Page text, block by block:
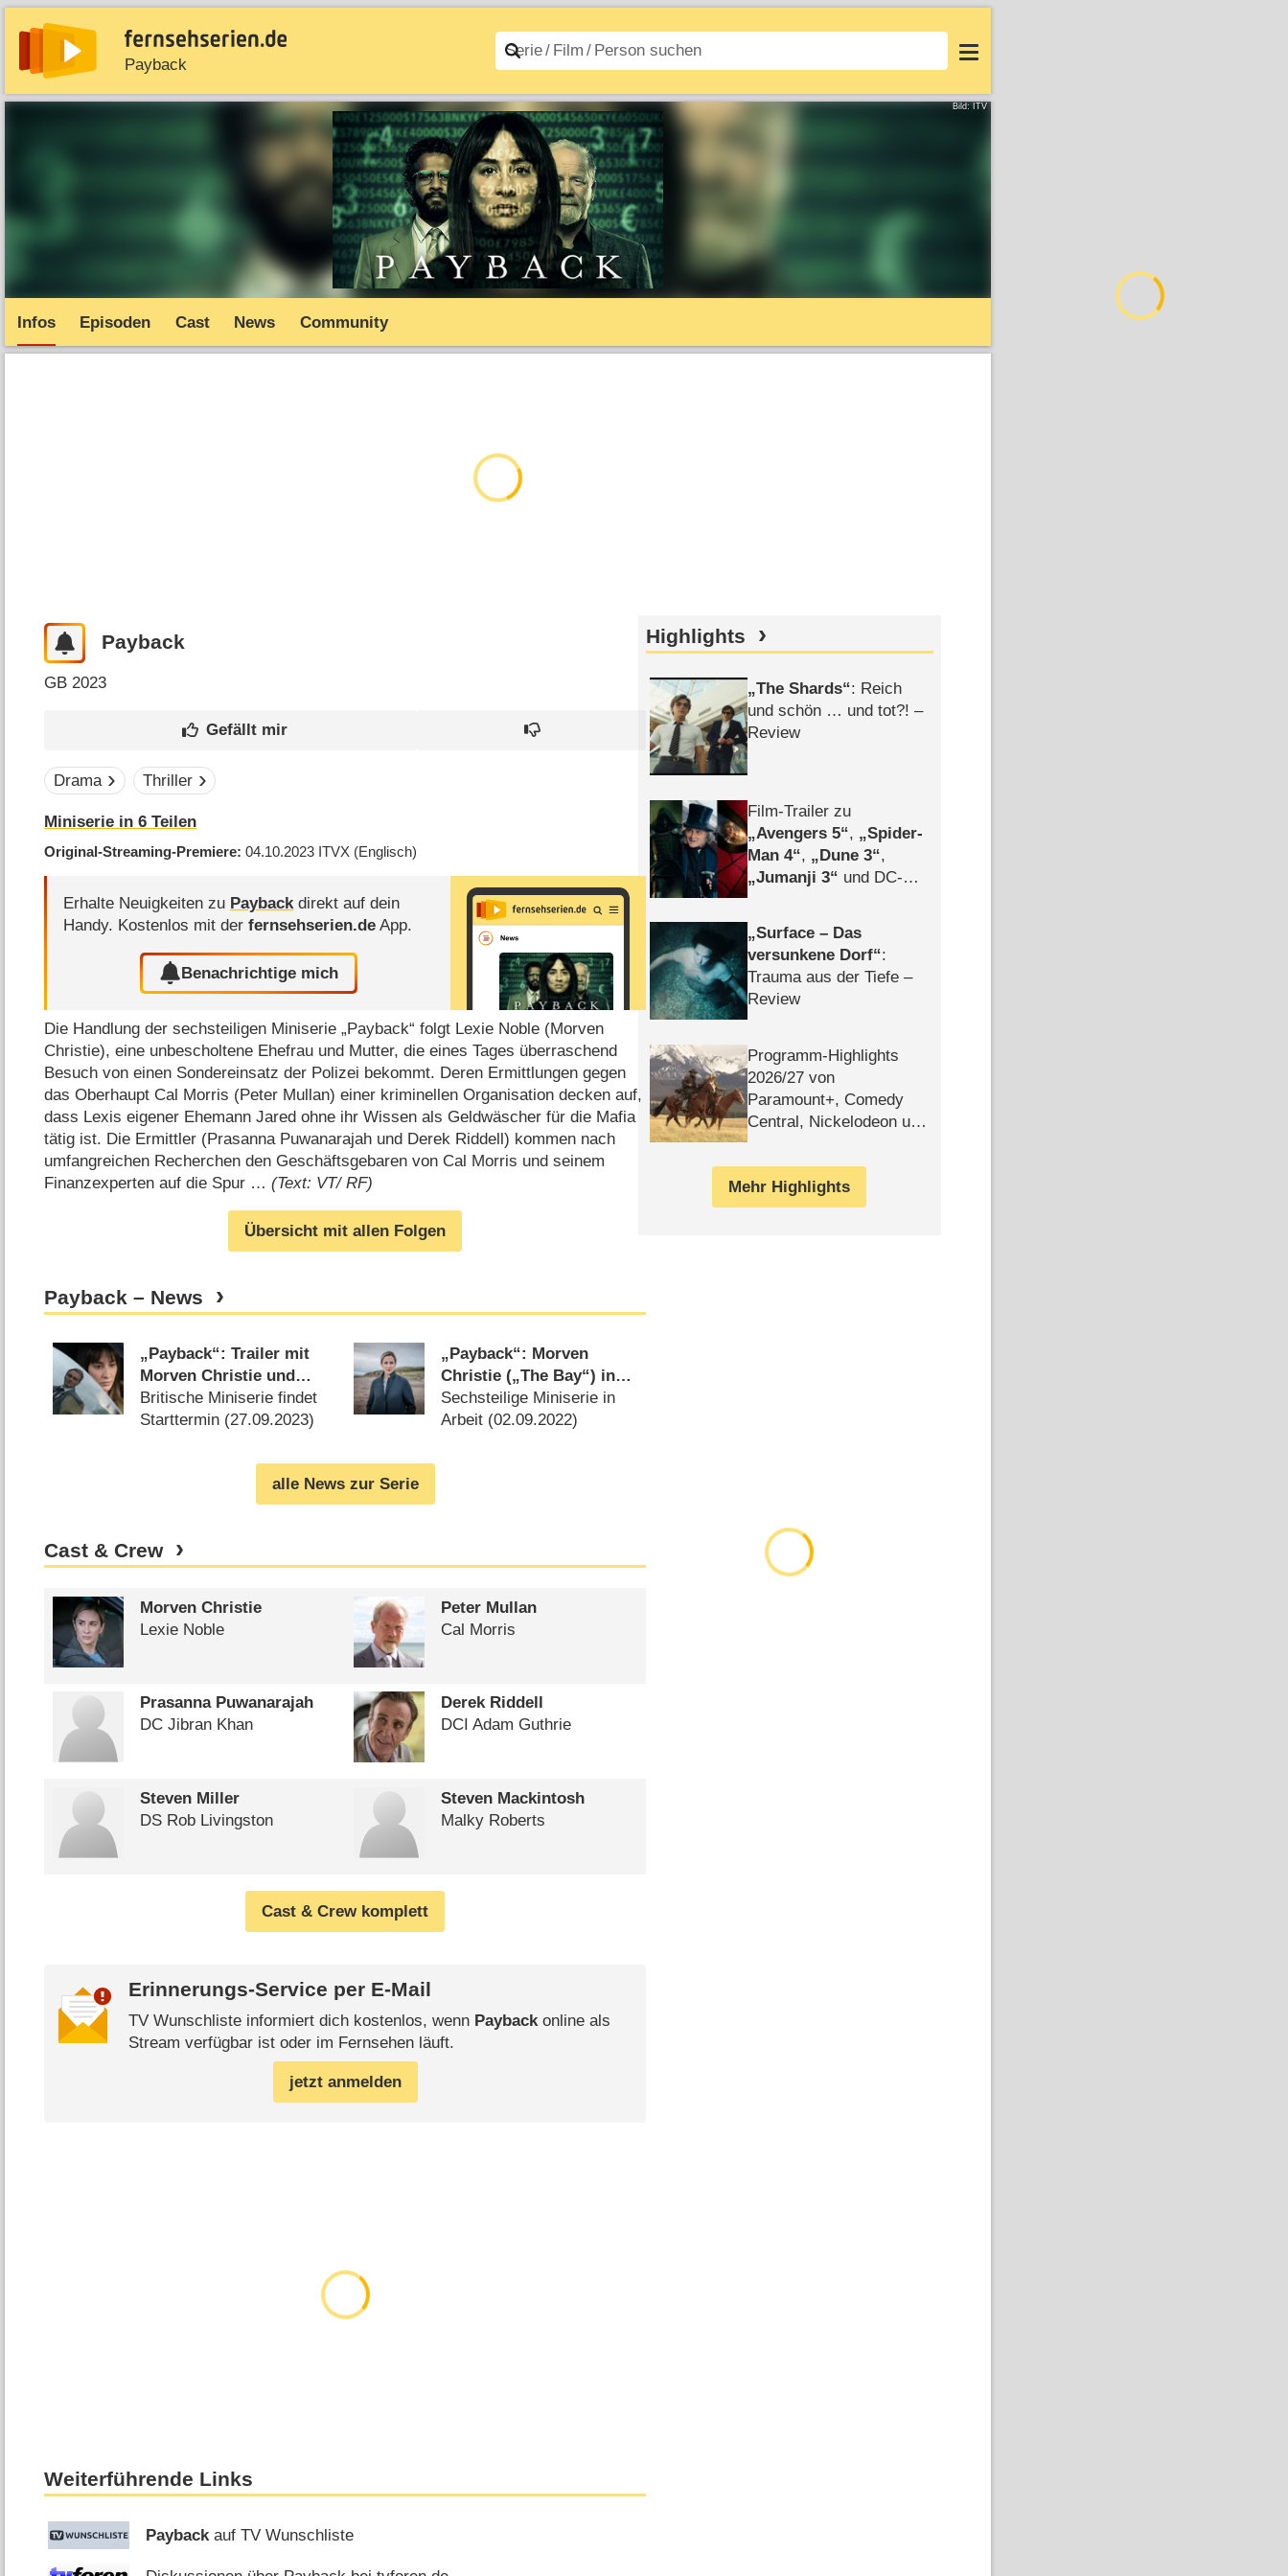
Payback
News Entdecken Streaming Filme A–Z Login
Bild: ITV
Infos Episoden Cast News Community
Payback
GB 2023
Drama Thriller
Miniserie in 6 Teilen
Original-Streaming-Premiere 04.10.2023 ITVX (Englisch)
Erhalte Neuigkeiten zu Paybackdirekt auf dein
Handy. Kostenlos mit derfernsehserien.de App.
Benachrichtige mich
Die Handlung der sechsteiligen Miniserie „Payback“ folgt Lexie Noble (Morven
Christie), eine unbescholtene Ehefrau und Mutter, die eines Tages überraschend
Besuch von einen Sondereinsatz der Polizei bekommt. Deren Ermittlungen gegen
das Oberhaupt Cal Morris (Peter Mullan) einer kriminellen Organisation decken auf,
dass Lexis eigener Ehemann Jared ohne ihr Wissen als Geldwäscher für die Mafia
tätig ist. Die Ermittler (Prasanna Puwanarajah und Derek Riddell) kommen nach
umfangreichen Recherchen den Geschäftsgebaren von Cal Morris und seinem
Finanzexperten auf die Spur …(Text: VT/ RF)
Übersicht mit allen Folgen
Payback – News
„Payback“: Trailer mit
Morven Christie und
Peter Mullan zu
Thrillerdrama von „Line
Britische Miniserie findet
Starttermin (27.09.2023)
„Payback“: Morven
Christie („The Bay“) in
Thriller vom „Line of
Duty“-Schöpfer
Sechsteilige Miniserie in
Arbeit (02.09.2022)
alle News zur Serie
Cast & Crew
Morven Christie
Lexie Noble
Peter Mullan
Cal Morris
Prasanna Puwanarajah
DC Jibran Khan
Derek Riddell
DCI Adam Guthrie
Steven Miller
DS Rob Livingston
Steven Mackintosh
Malky Roberts
Cast & Crew komplett
Erinnerungs-Service per E-Mail
TV Wunschliste informiert dich kostenlos, wenn Paybackonline als
Stream verfügbar ist oder im Fernsehen läuft.
jetzt anmelden
Weiterführende Links
Paybackauf TV Wunschliste
Highlights
The Shards : Reich
und schön … und tot?! –
Review
Film-Trailer zu
Avengers 5 ,
Spider-
Man 4 , Dune 3 ,
Jumanji 3
und DC-
Surface – Das
versunkene Dorf :
Trauma aus der Tiefe –
Review
Programm-Highlights
2026/​27 von
Paramount+, Comedy
Central, Nickelodeon und
Mehr Highlights